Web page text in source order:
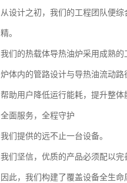
从设计之初，我们的工程团队便
精。
我们的热载体导热油炉采用成熟
炉体内的管路设计与导热油流动
帮助用户降低运行能耗，提升整体
全面服务，全程守护
我们提供的远不止一台设备。
我们坚信，优质的产品必须配以完
因此，我们构建了覆盖设备全生命